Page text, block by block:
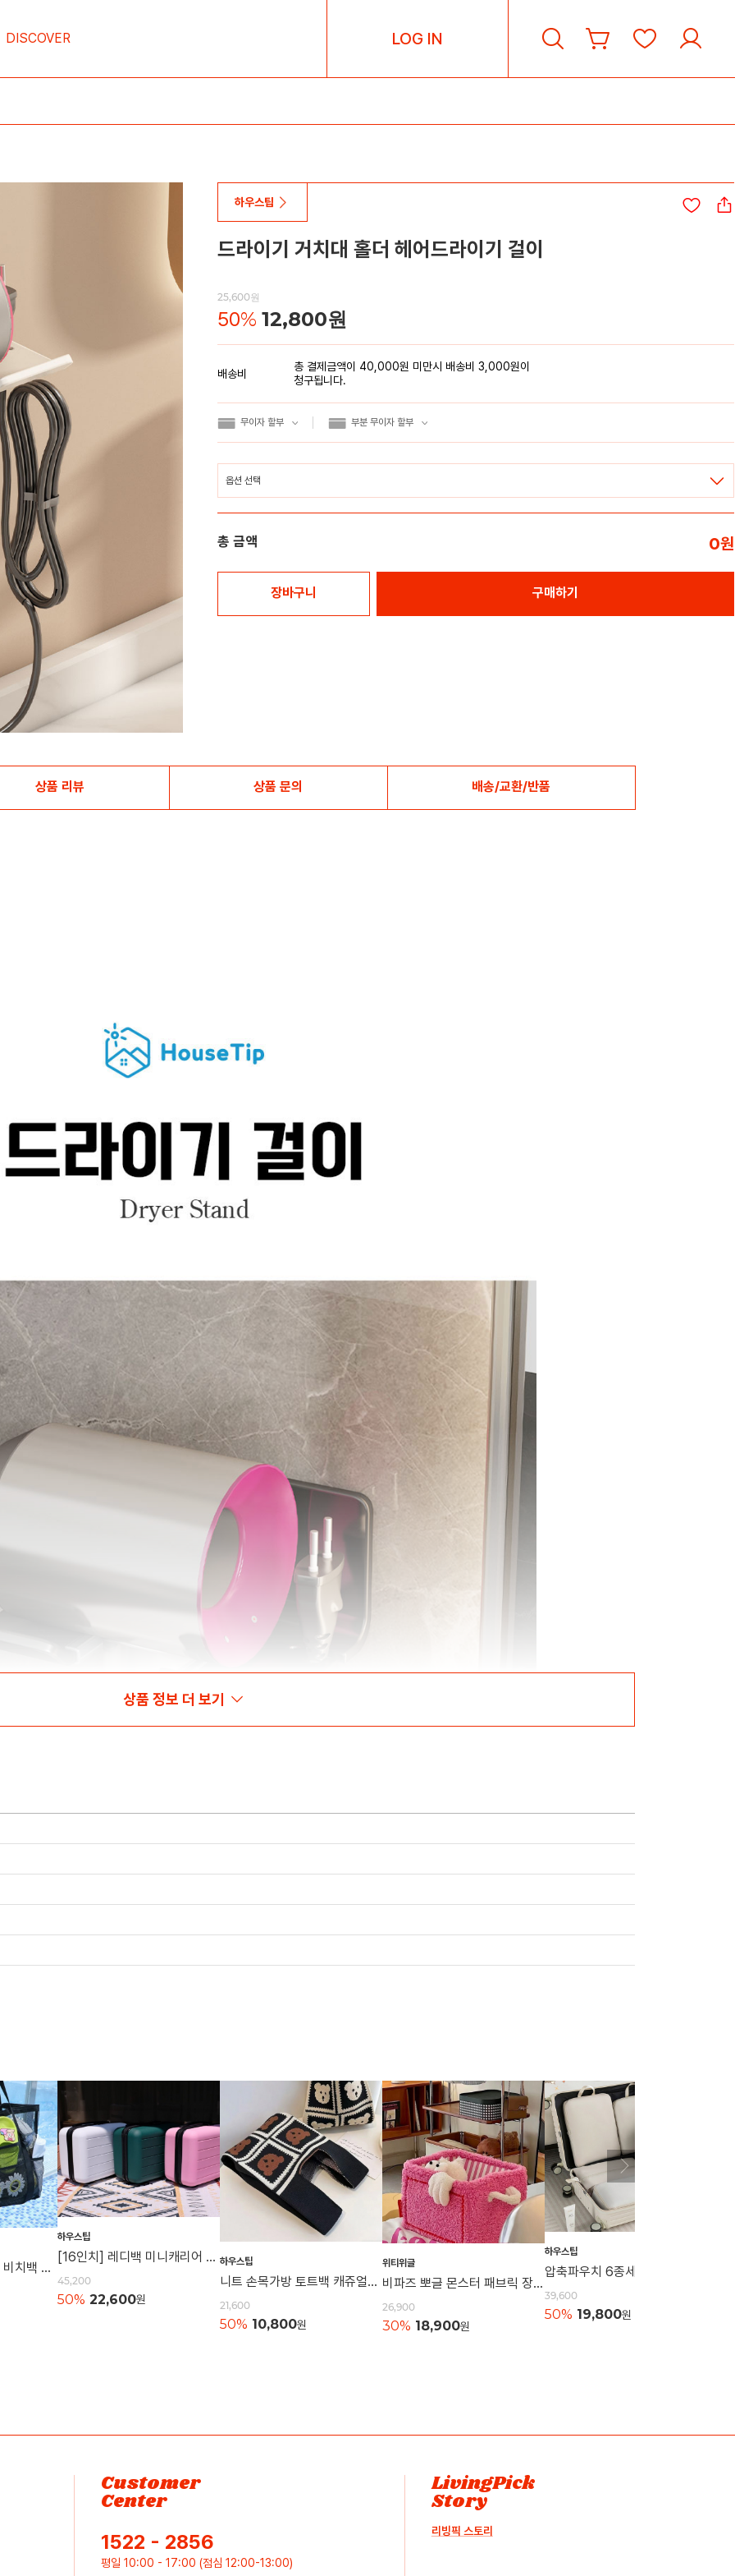
DISCOVER LOG IN
하우스팁
드라이기 거치대 홀더 헤어드라이기 걸이
25,600원
50% 12,800원
배송비
총 결제금액이 40,000원 미만시 배송비 3,000원이
청구됩니다.
무이자 할부 부분 무이자 할부
총 금액 0원
장바구니 구매하기
상품 리뷰 상품 문의 배송/교환/반품
상품 정보 더 보기
[특대형] 매쉬비치백 비치백 매쉬가방 여행용 숄더백 물놀이가방 수영가방 물빠지는가방
하우스팁
[16인치] 레디백 미니캐리어 여행가방 캐리어 레디백 기내용가방
45,200
50% 22,600원
하우스팁
니트 손목가방 토트백 캐쥬얼가방 니트백 묶는가방 데일리백 손가방 캔버스백 에코백
21,600
50% 10,800원
위티위글
비파즈 뽀글 몬스터 패브릭 장난감 수납함 보관함
26,900
30% 18,900원
하우스팁
39,600
50% 19,800원
Customer
Center
1522 - 2856
평일 10:00 - 17:00 (점심 12:00-13:00)
LivingPick
Story
리빙픽 스토리